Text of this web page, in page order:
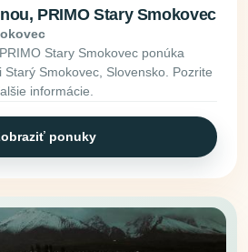
PRIMO Stary Smokovec
Stary Smokovec ponúka
Smokovec, Slovensko. Pozrite
informácie.
ponuky